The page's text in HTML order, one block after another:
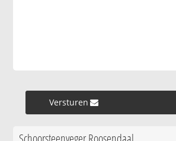
Versturen »